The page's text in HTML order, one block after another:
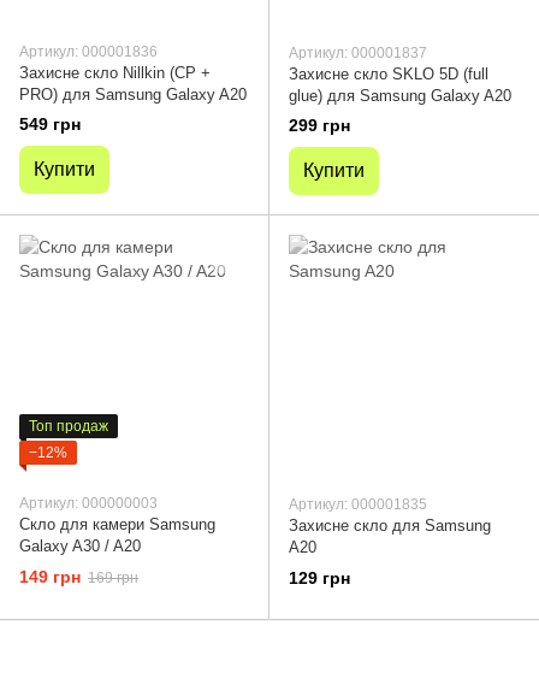
Артикул: 000001836
Захисне скло Nillkin (CP +
PRO) для Samsung Galaxy A20
549 грн
Купити
Артикул: 000001837
Захисне скло SKLO 5D (full
glue) для Samsung Galaxy A20
299 грн
Купити
Топ продаж
−12%
Артикул: 000000003
Скло для камери Samsung
Galaxy A30 / A20
149 грн 169 грн
Артикул: 000001835
Захисне скло для Samsung
A20
129 грн